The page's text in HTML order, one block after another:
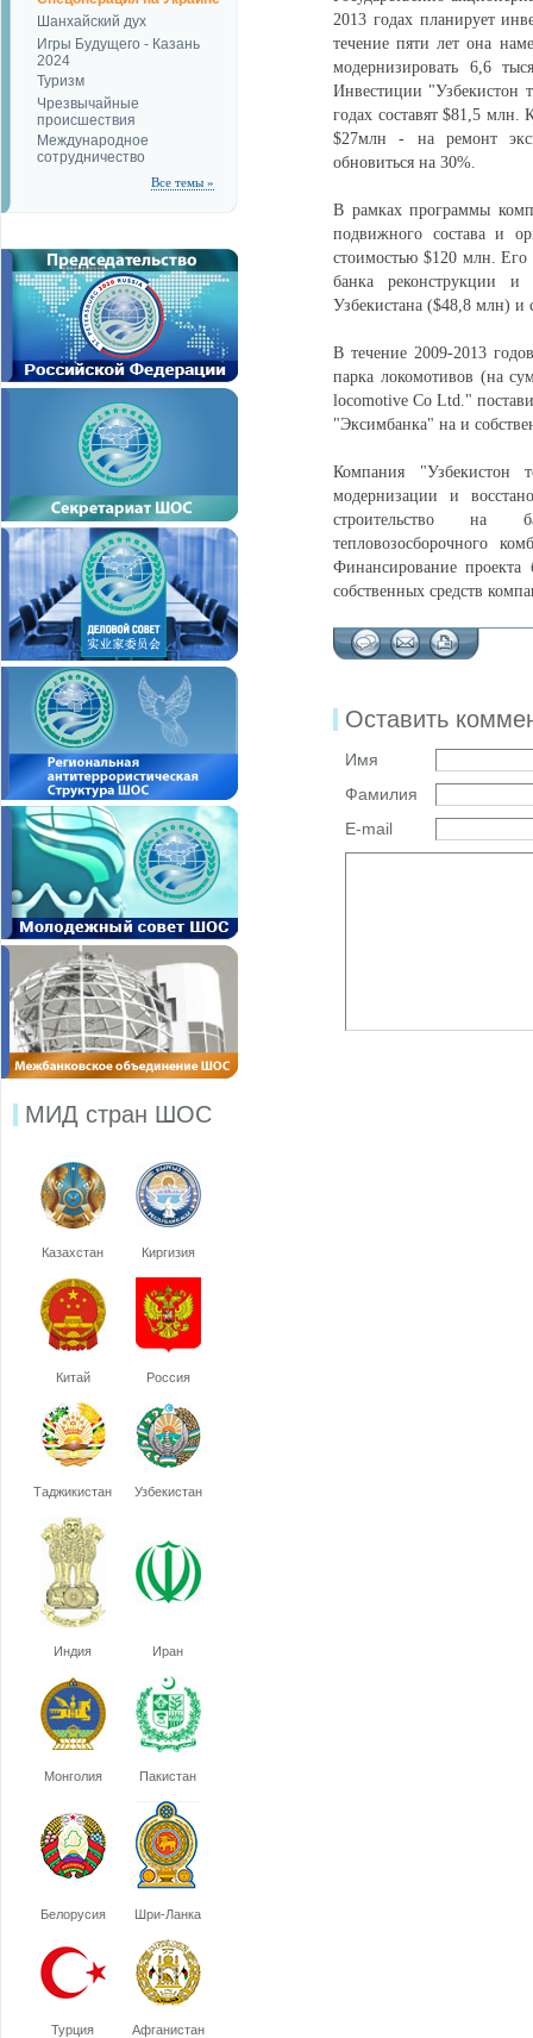
Шанхайский дух
Игры Будущего - Казань
2024
Туризм
Чрезвычайные
происшествия
Международное
сотрудничество
Все темы »
МИД стран ШОС
Казахстан Киргизия
Китай Россия
Таджикистан Узбекистан
Индия Иран
Монголия Пакистан
Белорусия Шри-Ланка
Турция Афганистан
2013 годах планирует
течение пяти лет она
модернизировать 6,6
Инвестиции "Узбекистон
годах составят $81,5
$27млн - на ремонт
обновиться на 30%.
В рамках программы
подвижного состава и
стоимостью $120 млн. Его
банка реконструкции
Узбекистана ($48,8 млн) и
В течение 2009-2013
парка локомотивов (на
locomotive Co Ltd."
"Эксимбанка" на и
Компания "Узбекистон
модернизации и
строительство на
тепловозосборочного
Финансирование проекта
собственных средств
Оставить
Имя
Фамилия
E-mail